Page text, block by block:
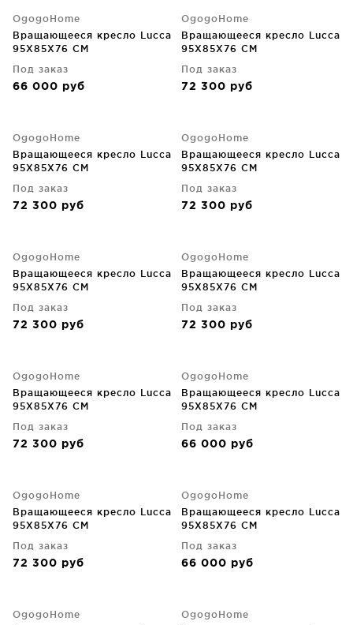
OgogoHome
Вращающееся кресло Lucca
95X85X76 CM
Под заказ
66 000 руб
OgogoHome
Вращающееся кресло Lucca
95X85X76 CM
Под заказ
72 300 руб
OgogoHome
Вращающееся кресло Lucca
95X85X76 CM
Под заказ
72 300 руб
OgogoHome
Вращающееся кресло Lucca
95X85X76 CM
Под заказ
72 300 руб
OgogoHome
Вращающееся кресло Lucca
95X85X76 CM
Под заказ
72 300 руб
OgogoHome
Вращающееся кресло Lucca
95X85X76 CM
Под заказ
72 300 руб
OgogoHome
Вращающееся кресло Lucca
95X85X76 CM
Под заказ
72 300 руб
OgogoHome
Вращающееся кресло Lucca
95X85X76 CM
Под заказ
66 000 руб
OgogoHome
Вращающееся кресло Lucca
95X85X76 CM
Под заказ
72 300 руб
OgogoHome
Вращающееся кресло Lucca
95X85X76 CM
Под заказ
66 000 руб
OgogoHome
OgogoHome